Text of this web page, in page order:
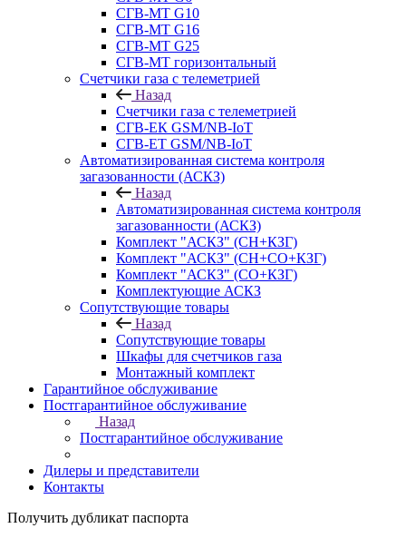
СГВ-МТ G10
СГВ-МТ G16
СГВ-МТ G25
СГВ-MT горизонтальный
Счетчики газа с телеметрией
Назад
Счетчики газа с телеметрией
СГВ-ЕК GSM/NB-IoT
СГВ-ЕТ GSM/NB-IoT
Автоматизированная система контроля
загазованности (АСКЗ)
Назад
Автоматизированная система контроля
загазованности (АСКЗ)
Комплект "АСКЗ" (СН+КЗГ)
Комплект "АСКЗ" (СН+СО+КЗГ)
Комплект "АСКЗ" (СО+КЗГ)
Комплектующие АСКЗ
Сопутствующие товары
Назад
Сопутствующие товары
Шкафы для счетчиков газа
Монтажный комплект
Гарантийное обслуживание
Постгарантийное обслуживание
Назад
Постгарантийное обслуживание
Дилеры и представители
Контакты
Получить дубликат паспорта